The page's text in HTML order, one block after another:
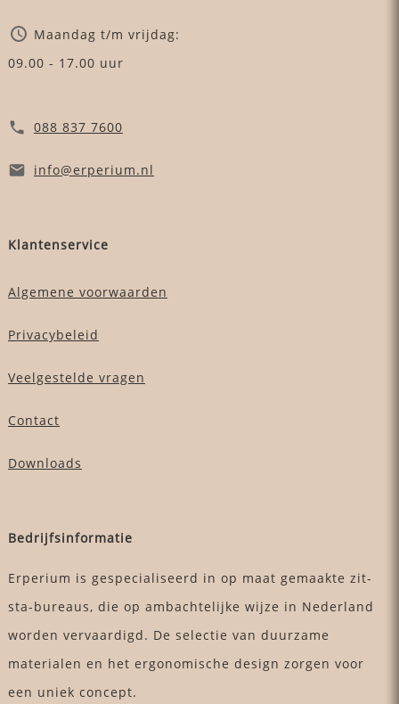
Maandag t/m vrijdag:
09.00 - 17.00 uur
088 837 7600
info@erperium.nl
Klantenservice
Algemene voorwaarden
Privacybeleid
Veelgestelde vragen
Contact
Downloads
Bedrijfsinformatie
Erperium is gespecialiseerd in op maat gemaakte zit-
sta-bureaus, die op ambachtelijke wijze in Nederland
worden vervaardigd. De selectie van duurzame
materialen en het ergonomische design zorgen voor
een uniek concept.